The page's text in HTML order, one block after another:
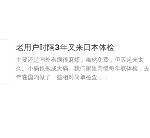
老用户时隔3年又来日本体检
主要还是国外看病很麻烦，虽然免费，但等起来太
久。小病也拖成大病。我们家里习惯每年底体检，去
年在国内做了一些相对简单检查，...